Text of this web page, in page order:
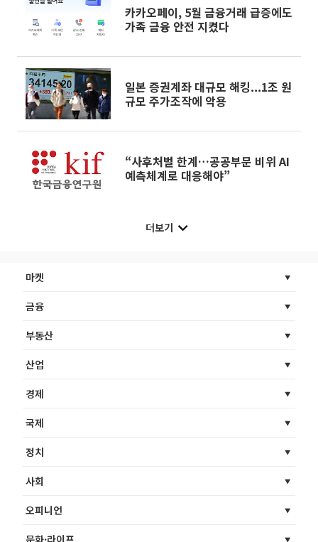
카카오페이, 5월 금융거래 급증에도
가족 금융 안전 지켰다
일본 증권계좌 대규모 해킹...1조 원
규모 주가조작에 악용
“사후처벌 한계…공공부문 비위 AI
예측체계로 대응해야”
더보기
마켓
금융
부동산
산업
경제
국제
정치
사회
오피니언
문화·라이프